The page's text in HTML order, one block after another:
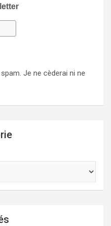
Je ne cèderai ni ne